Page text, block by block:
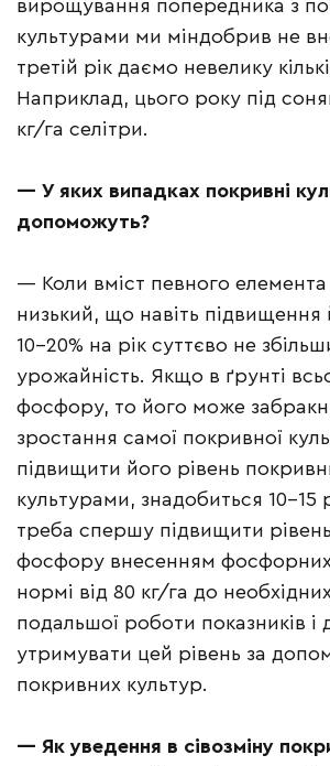
вирощування попередника з
культурами ми міндобрив не
третій рік даємо невелику
Наприклад, цього року під
кг/га селітри.
— У яких випадках покривні
допоможуть?
— Коли вміст певного елемента
низький, що навіть підвищення
10–20% на рік суттєво не
урожайність. Якщо в ґрунті
фосфору, то його може
зростання самої покривної
підвищити його рівень
культурами, знадобиться 10–15
треба спершу підвищити рівень
фосфору внесенням
нормі від 80 кг/га до
подальшої роботи показників і
утримувати цей рівень за
покривних культур.
— Як уведення в сівозміну